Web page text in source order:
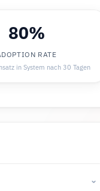
80%
RATE
in System nach 30 Tagen
›